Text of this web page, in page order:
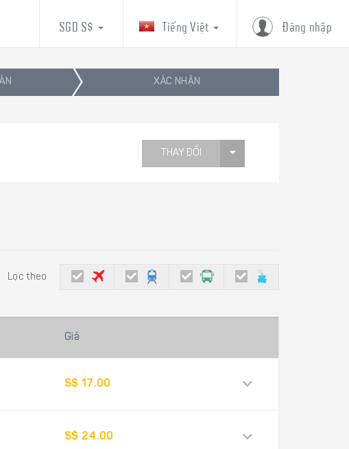
Đăng nhập
Tiếng Việt
SGD S$
XÁC NHẬN
THAY ĐỔI
Lọc theo
Giá
S$ 17.00
S$ 24.00